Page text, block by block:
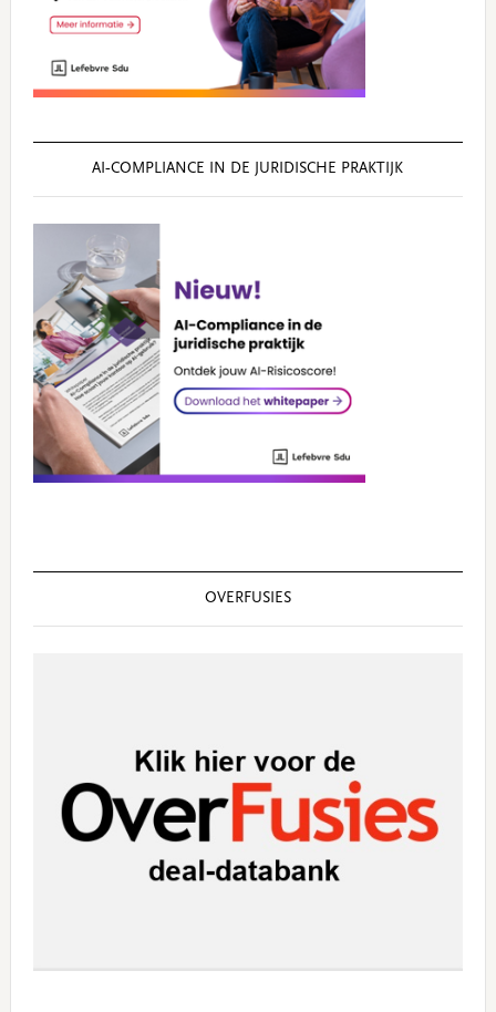
AI‑COMPLIANCE IN DE JURIDISCHE PRAKTIJK
OVERFUSIES